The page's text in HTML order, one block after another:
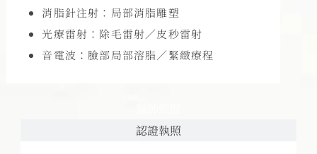
消脂針注射：局部消脂雕塑
光療雷射：除毛雷射／皮秒雷射
音電波：臉部局部溶脂／緊緻療程
認證執照